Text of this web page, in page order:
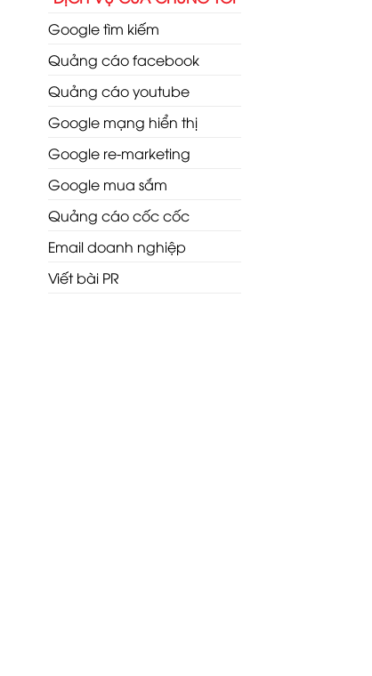
Google tìm kiếm
Quảng cáo facebook
Quảng cáo youtube
Google mạng hiển thị
Google re-marketing
Google mua sắm
Quảng cáo cốc cốc
Email doanh nghiệp
Viết bài PR